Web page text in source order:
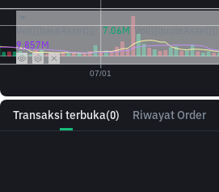
Transaksi terbuka(0) Riwayat Order
7.06M Vol({{quoteAsset}})
9.857M